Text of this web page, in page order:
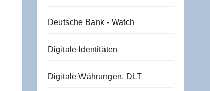
Deutsche Bank - Watch
Digitale Identitäten
Digitale Währungen, DLT